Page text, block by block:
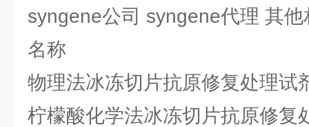
syngene公司 syngene代理 其他
名称
物理法冰冻切片抗原修复处理试
柠檬酸化学法冰冻切片抗原修复